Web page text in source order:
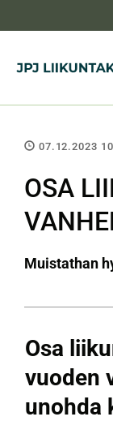
07.12.2023
OSA
Muistathan
Osa
vuoden
unohda